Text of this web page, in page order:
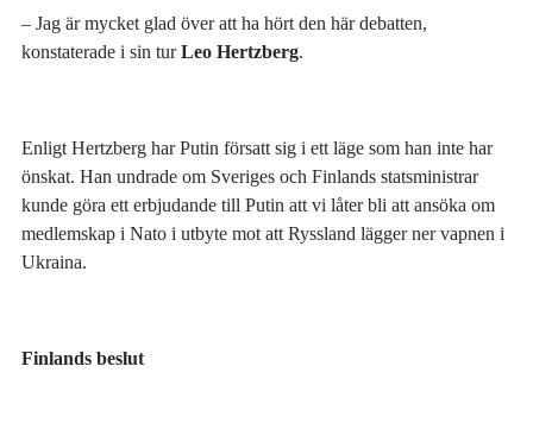
– Jag är mycket glad över att ha hört den här debatten,
konstaterade i sin turLeo Hertzberg.
Enligt Hertzberg har Putin försatt sig i ett läge som han inte har
önskat. Han undrade om Sveriges och Finlands statsministrar
kunde göra ett erbjudande till Putin att vi låter bli att ansöka om
medlemskap i Nato i utbyte mot att Ryssland lägger ner vapnen i
Ukraina.
Finlands beslut